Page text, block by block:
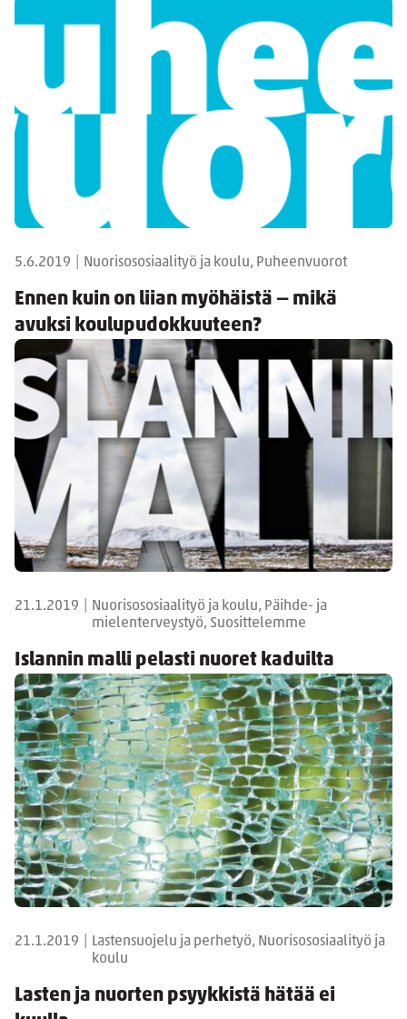
5.6.2019 Nuorisososiaalityö ja koulu, Puheenvuorot
Ennen kuin on liian myöhäistä — mikä
avuksi koulupudokkuuteen?
21.1.2019
Nuorisososiaalityö ja koulu, Päihde- ja
mielenterveystyö, Suosittelemme
Islannin malli pelasti nuoret kaduilta
21.1.2019
Lastensuojelu ja perhetyö, Nuorisososiaalityö ja
koulu
Lasten ja nuorten psyykkistä hätää ei